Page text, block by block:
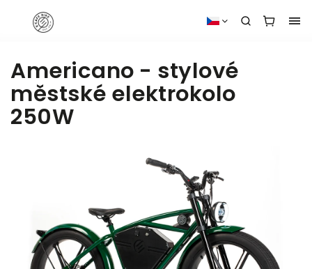
Americano - stylové
městské elektrokolo
250W